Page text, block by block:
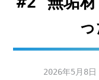
2026年5月8日